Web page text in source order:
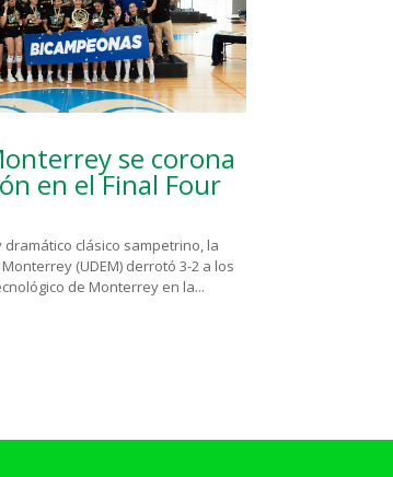
se corona
en el Final Four
dramático clásico sampetrino, la
(UDEM) derrotó 3-2 a los
de Monterrey en la...